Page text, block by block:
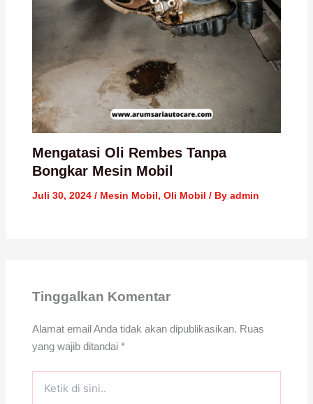
Mengatasi Oli Rembes Tanpa
Bongkar Mesin Mobil
Juli 30, 2024 / Mesin Mobil, Oli Mobil / By admin
Tinggalkan Komentar
Alamat email Anda tidak akan dipublikasikan. Ruas
yang wajib ditandai *